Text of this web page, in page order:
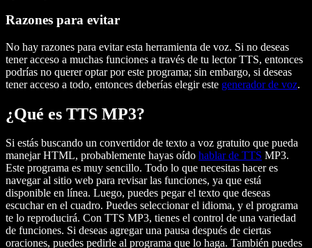
Razones para evitar
No hay razones para evitar esta herramienta de voz. Si no deseas
tener acceso a muchas funciones a través de tu lector TTS, entonces
podrías no querer optar por este programa; sin embargo, si deseas
tener acceso a todo, entonces deberías elegir este generador de voz.
¿Qué es TTS MP3?
Si estás buscando un convertidor de texto a voz gratuito que pueda
manejar HTML, probablemente hayas oído hablar de TTS MP3.
Este programa es muy sencillo. Todo lo que necesitas hacer es
navegar al sitio web para revisar las funciones, ya que está
disponible en línea. Luego, puedes pegar el texto que deseas
escuchar en el cuadro. Puedes seleccionar el idioma, y el programa
te lo reproducirá. Con TTS MP3, tienes el control de una variedad
de funciones. Si deseas agregar una pausa después de ciertas
oraciones, puedes pedirle al programa que lo haga. También puedes